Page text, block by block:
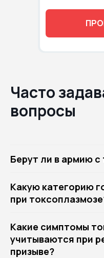
Часто
вопросы
Берут ли в армию
Какую категорию
при
Какие симптомы
учитываются при
призыве?